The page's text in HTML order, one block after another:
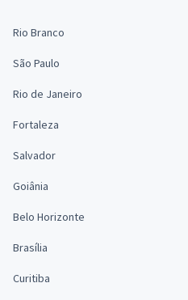
Rio Branco
São Paulo
Rio de Janeiro
Fortaleza
Salvador
Goiânia
Belo Horizonte
Brasília
Curitiba